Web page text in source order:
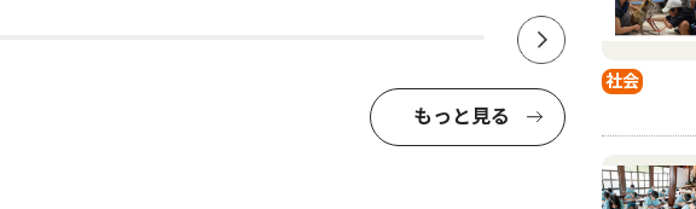
もっと見る
社会